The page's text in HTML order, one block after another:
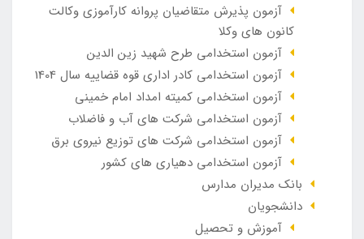
آزمون پذیرش متقاضیان پروانه کارآموزی وکالت
کانون های وکلا
آزمون استخدامی طرح شهید زین الدین
آزمون استخدامی کادر اداری قوه قضاییه سال 1404
آزمون استخدامی کمیته امداد امام خمینی
آزمون استخدامی شرکت های آب و فاضلاب
آزمون استخدامی شرکت های توزیع نیروی برق
آزمون استخدامی دهیاری های کشور
بانک مدیران مدارس
دانشجویان
آموزش و تحصیل